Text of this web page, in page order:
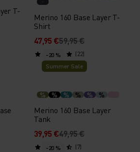
T-
Merino 160 Base Layer T-
Shirt
47,95 €59,95 €
(22)
-20 %
Summer Sale
% % % % % %
Merino 160 Base Layer
Tank
39,95 €49,95 €
(7)
-20 %